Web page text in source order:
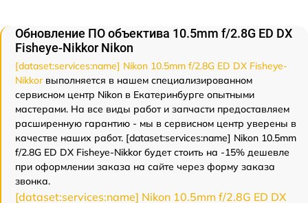
Обновление ПО объектива 10.5mm f/2.8G ED DX
Fisheye-Nikkor Nikon
[dataset:services:name] Nikon 10.5mm f/2.8G ED DX Fisheye-
Nikkorвыполняется в нашем специализированном
сервисном центр Nikon в Екатеринбурге опытными
мастерами. На все виды работ и запчасти предоставляем
расширенную гарантию - мы в сервисном центр уверены в
качестве наших работ. [dataset:services:name] Nikon 10.5mm
f/2.8G ED DX Fisheye-Nikkor будет стоить на -15% дешевле
при оформлении заказа на сайте через форму заказа
звонка.
[dataset:services:name] Nikon 10.5mm f/2.8G ED DX